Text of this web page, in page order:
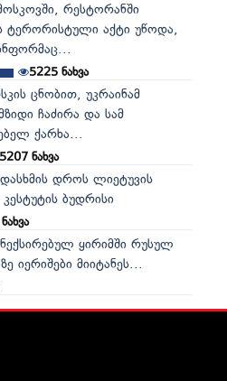
რესტორანში
ტერორისტული აქტი უწოდა,
5225ნახვა
ცნობით, უკრაინამ
ჩაძირა და სამ
ქარხა...
ნახვა
დროს ლიეტუვის
ბუდრისი
ყირიმში რუსულ
იერიშები მიიტანეს...